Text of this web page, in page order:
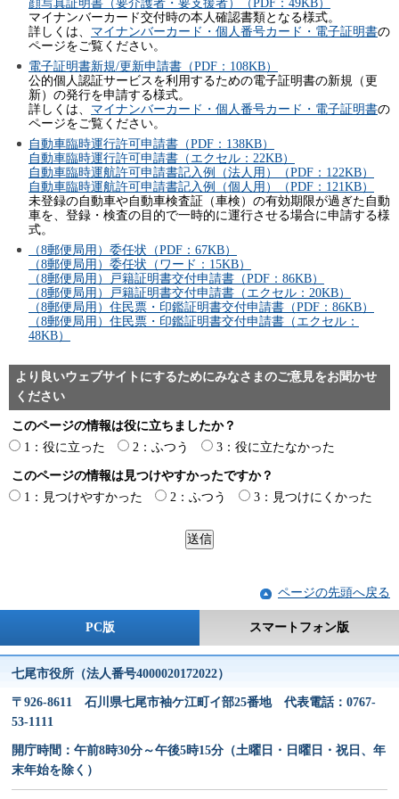
顔写真証明書（要介護者・要支援者）（PDF：49KB）
マイナンバーカード交付時の本人確認書類となる様式。
詳しくは、 マイナンバーカード・個人番号カード・電子証明書の
ページをご覧ください。
電子証明書新規/更新申請書（PDF：108KB）
公的個人認証サービスを利用するための電子証明書の新規（更
新）の発行を申請する様式。
詳しくは、 マイナンバーカード・個人番号カード・電子証明書の
ページをご覧ください。
自動車臨時運行許可申請書（PDF：138KB）
自動車臨時運行許可申請書（エクセル：22KB）
自動車臨時運航許可申請書記入例（法人用）（PDF：122KB）
自動車臨時運航許可申請書記入例（個人用）（PDF：121KB）
未登録の自動車や自動車検査証（車検）の有効期限が過ぎた自動
車を、登録・検査の目的で一時的に運行させる場合に申請する様
式。
（8郵便局用）委任状（PDF：67KB）
（8郵便局用）委任状（ワード：15KB）
（8郵便局用）戸籍証明書交付申請書（PDF：86KB）
（8郵便局用）戸籍証明書交付申請書（エクセル：20KB）
（8郵便局用）住民票・印鑑証明書交付申請書（PDF：86KB）
（8郵便局用）住民票・印鑑証明書交付申請書（エクセル：
48KB）
より良いウェブサイトにするためにみなさまのご意見をお聞かせ
ください
このページの情報は役に立ちましたか？
1：役に立った
2：ふつう 3：役に立たなかった
このページの情報は見つけやすかったですか？
1：見つけやすかった
2：ふつう 3：見つけにくかった
ページの先頭へ戻る
PC版 スマートフォン版
七尾市役所（法人番号4000020172022）
〒926-8611 石川県七尾市袖ケ江町イ部25番地 代表電話：0767-
53-1111
開庁時間：午前8時30分～午後5時15分（土曜日・日曜日・祝日、年
末年始を除く）